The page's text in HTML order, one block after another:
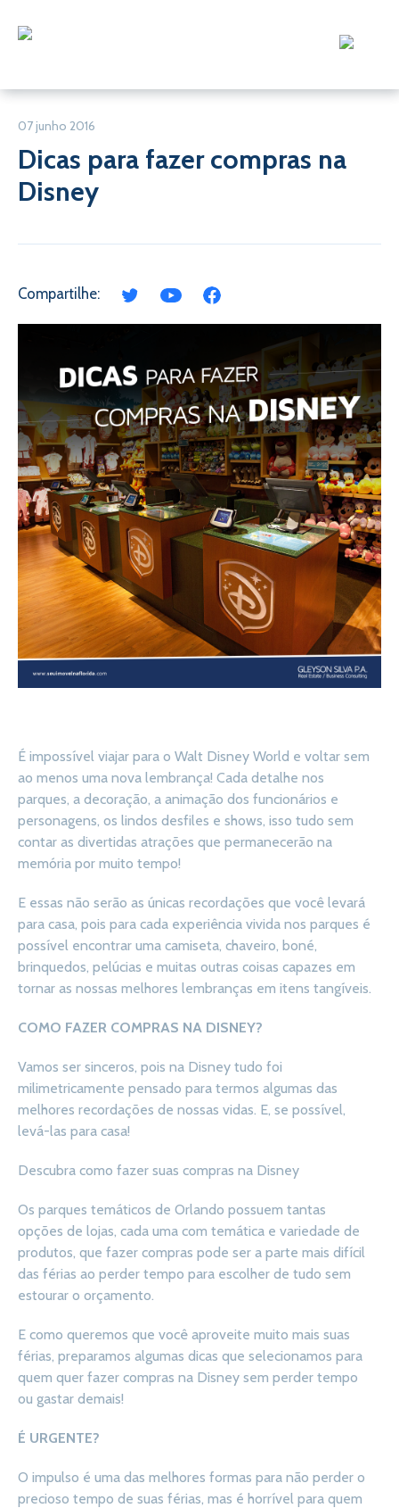
07 junho 2016
Dicas para fazer compras na
Disney
Compartilhe:
É impossível viajar para o Walt Disney World e voltar sem
ao menos uma nova lembrança! Cada detalhe nos
parques, a decoração, a animação dos funcionários e
personagens, os lindos desfiles e shows, isso tudo sem
contar as divertidas atrações que permanecerão na
memória por muito tempo!
E essas não serão as únicas recordações que você levará
para casa, pois para cada experiência vivida nos parques é
possível encontrar uma camiseta, chaveiro, boné,
brinquedos, pelúcias e muitas outras coisas capazes em
tornar as nossas melhores lembranças em itens tangíveis.
COMO FAZER COMPRAS NA DISNEY?
Vamos ser sinceros, pois na Disney tudo foi
milimetricamente pensado para termos algumas das
melhores recordações de nossas vidas. E, se possível,
levá-las para casa!
Descubra como fazer suas compras na Disney
Os parques temáticos de Orlando possuem tantas
opções de lojas, cada uma com temática e variedade de
produtos, que fazer compras pode ser a parte mais difícil
das férias ao perder tempo para escolher de tudo sem
estourar o orçamento.
E como queremos que você aproveite muito mais suas
férias, preparamos algumas dicas que selecionamos para
quem quer fazer compras na Disney sem perder tempo
ou gastar demais!
É URGENTE?
O impulso é uma das melhores formas para não perder o
precioso tempo de suas férias, mas é horrível para quem